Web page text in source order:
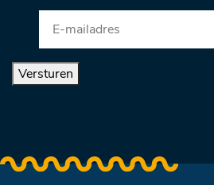
Versturen